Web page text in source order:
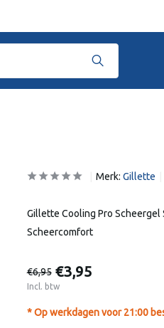
Merk: Gillette
Gillette Cooling Pro Scheergel
Scheercomfort
€6,95 €3,95
Incl. btw
* Op werkdagen voor 21:00